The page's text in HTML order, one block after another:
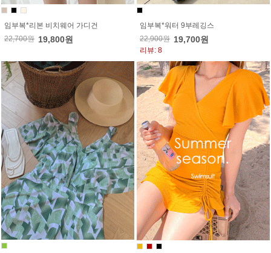
임부복*리본 비치웨어 가디건
22,700원 19,800원
임부복*워터 9부레깅스
22,900원 19,700원
리뷰: 8